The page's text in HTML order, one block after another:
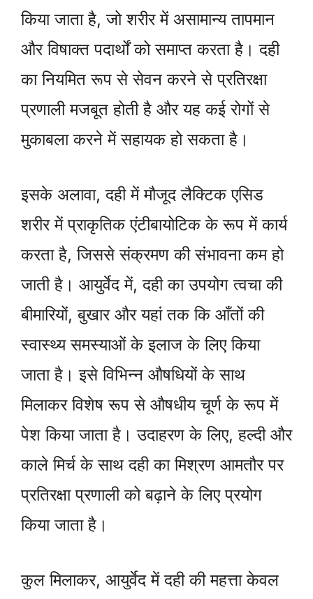
किया जाता है, जो शरीर में असामान्य तापमान
और विषाक्त पदार्थों को समाप्त करता है। दही
का नियमित रूप से सेवन करने से प्रतिरक्षा
प्रणाली मजबूत होती है और यह कई रोगों से
मुकाबला करने में सहायक हो सकता है।
इसके अलावा, दही में मौजूद लैक्टिक एसिड
शरीर में प्राकृतिक एंटीबायोटिक के रूप में कार्य
करता है, जिससे संक्रमण की संभावना कम हो
जाती है। आयुर्वेद में, दही का उपयोग त्वचा की
बीमारियों, बुखार और यहां तक कि आँतों की
स्वास्थ्य समस्याओं के इलाज के लिए किया
जाता है। इसे विभिन्न औषधियों के साथ
मिलाकर विशेष रूप से औषधीय चूर्ण के रूप में
पेश किया जाता है। उदाहरण के लिए, हल्दी और
काले मिर्च के साथ दही का मिश्रण आमतौर पर
प्रतिरक्षा प्रणाली को बढ़ाने के लिए प्रयोग
किया जाता है।
कुल मिलाकर, आयुर्वेद में दही की महत्ता केवल